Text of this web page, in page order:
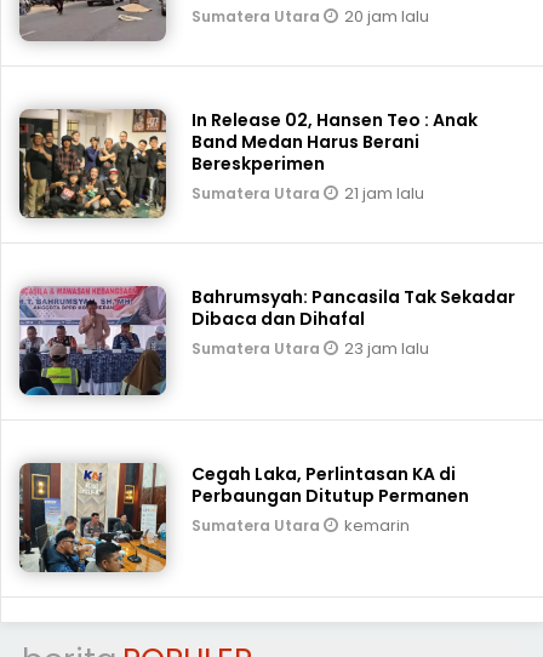
Sumatera Utara 20 jam lalu
In Release 02, Hansen Teo : Anak
Band Medan Harus Berani
Bereskperimen
Sumatera Utara 21 jam lalu
Bahrumsyah: Pancasila Tak Sekadar
Dibaca dan Dihafal
Sumatera Utara 23 jam lalu
Cegah Laka, Perlintasan KA di
Perbaungan Ditutup Permanen
Sumatera Utara kemarin